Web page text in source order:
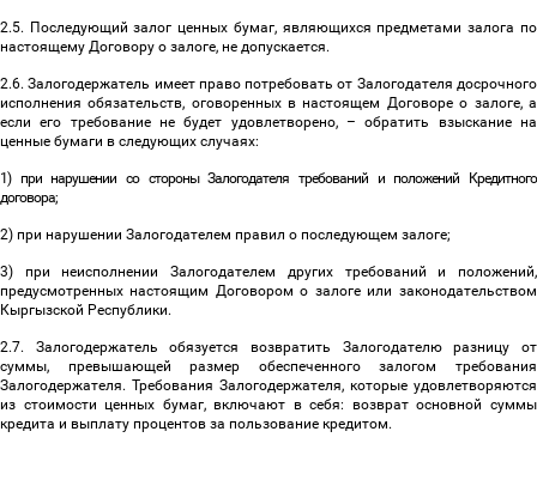
2.5. Последующий залог ценных бумаг, являющихся предметами залога по
настоящему Договору о залоге, не допускается.
2.6. Залогодержатель имеет право потребовать от Залогодателя досрочного
исполнения обязательств, оговоренных в настоящем Договоре о залоге, а
если его требование не будет удовлетворено, – обратить взыскание на
ценные бумаги в следующих случаях:
1) при нарушении со стороны Залогодателя требований и положений Кредитного
договора;
2) при нарушении Залогодателем правил о последующем залоге;
3) при неисполнении Залогодателем других требований и положений,
предусмотренных настоящим Договором о залоге или законодательством
Кыргызской Республики.
2.7. Залогодержатель обязуется возвратить Залогодателю разницу от
суммы, превышающей размер обеспеченного залогом требования
Залогодержателя. Требования Залогодержателя, которые удовлетворяются
из стоимости ценных бумаг, включают в себя: возврат основной суммы
кредита и выплату процентов за пользование кредитом.